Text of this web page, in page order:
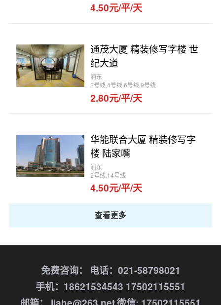
4.50元/平/天
通茂大厦 精装修写字楼 世
纪大道
浦东
2号线,4号线,6号线,9号线
2.80元/平/天
华能联合大厦 精装修写字
楼 陆家嘴
浦东
2号线,14号线
4.50元/平/天
查看更多
免费咨询：
电话：021-58798021
手机：18621534543 17502115551